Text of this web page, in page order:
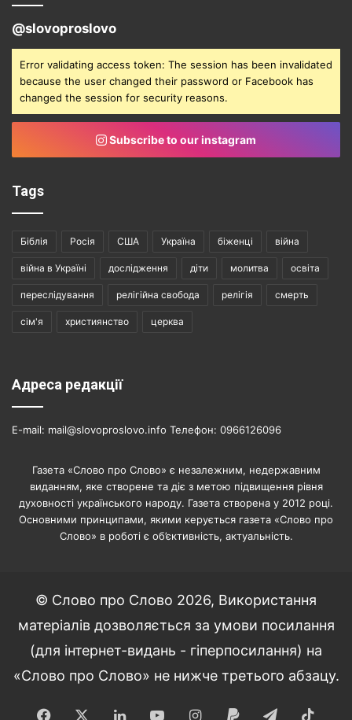
@slovoproslovo
Error validating access token: The session has been invalidated
because the user changed their password or Facebook has
changed the session for security reasons.
Subscribe to our instagram
Tags
Біблія Росія США Україна біженці війна
війна в Україні дослідження діти молитва освіта
переслідування релігійна свобода релігія смерть
сім'я християнство церква
Адреса редакції
E-mail: mail@slovoproslovo.info Телефон: 0966126096
Газета «Слово про Слово» є незалежним, недержавним
виданням, яке створене та діє з метою підвищення рівня
духовності українського народу. Газета створена у 2012 році.
Основними принципами, якими керується газета «Слово про
Слово» в роботі є об’єктивність, актуальність.
© Слово про Слово 2026, Використання
матеріалів дозволяється за умови посилання
(для інтернет-видань - гіперпосилання) на
«Слово про Слово» не нижче третього абзацу.
Facebook LinkedInYouTubeInstagram
Paypal Telegram